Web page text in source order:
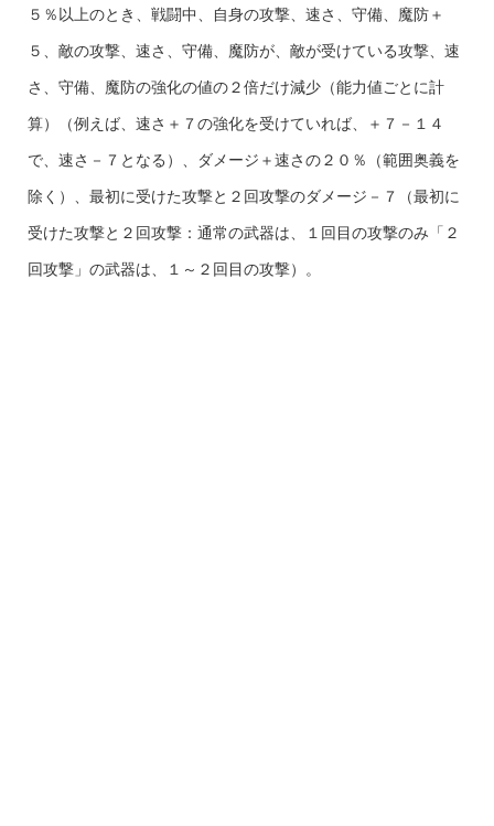
５％以上のとき、戦闘中、自身の攻撃、速さ、守備、魔防＋
５、敵の攻撃、速さ、守備、魔防が、敵が受けている攻撃、速
さ、守備、魔防の強化の値の２倍だけ減少（能力値ごとに計
算）（例えば、速さ＋７の強化を受けていれば、＋７－１４
で、速さ－７となる）、ダメージ＋速さの２０％（範囲奥義を
除く）、最初に受けた攻撃と２回攻撃のダメージ－７（最初に
受けた攻撃と２回攻撃：通常の武器は、１回目の攻撃のみ「２
回攻撃」の武器は、１～２回目の攻撃）。